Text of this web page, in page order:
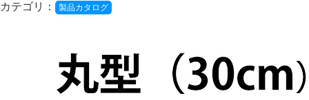
カテゴリ： 製品カタログ